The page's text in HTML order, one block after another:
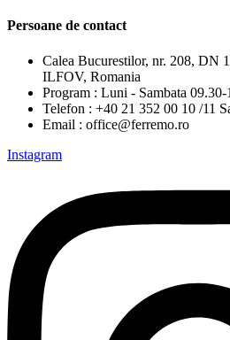
Persoane de contact
Calea Bucurestilor, nr. 208, DN
ILFOV, Romania
Program : Luni - Sambata
Telefon : +40 21 352 00 10 /11
Email : office@ferremo.ro
Instagram